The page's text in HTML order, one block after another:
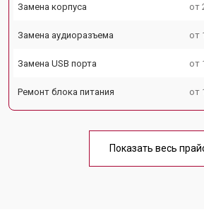
Замена корпуса от
Замена аудиоразъема от
Замена USB порта от
Ремонт блока питания от
Показать весь